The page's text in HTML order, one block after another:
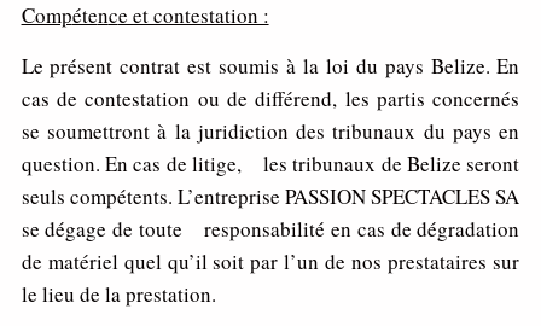
Compétence et contestation :
Le présent contrat est soumis à la loi du pays Belize. En
cas de contestation ou de différend, les partis concernés
se soumettront à la juridiction des tribunaux du pays en
question. En cas de litige, les tribunaux de Belize seront
seuls compétents. L’entreprise PASSION SPECTACLES SA
se dégage de toute responsabilité en cas de dégradation
de matériel quel qu’il soit par l’un de nos prestataires sur
le lieu de la prestation.